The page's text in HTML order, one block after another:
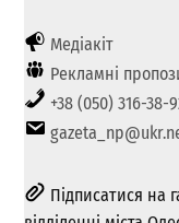
Медіакіт
Рекламні
+38 (050) 316-38-
Підписатися на